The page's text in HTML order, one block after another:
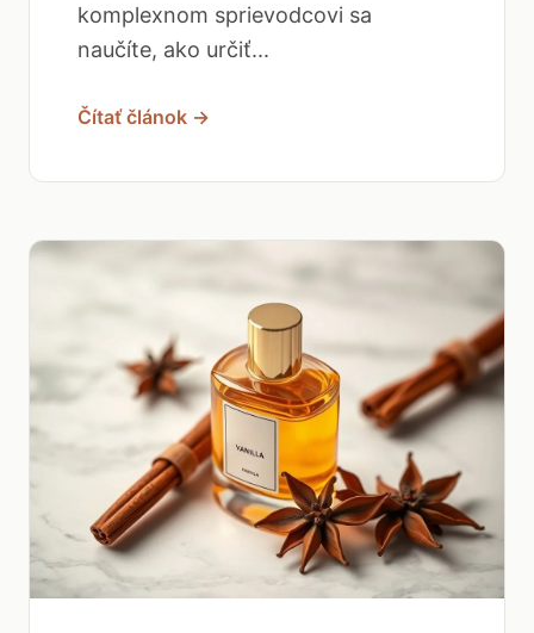
komplexnom sprievodcovi sa
naučíte, ako určiť...
Čítať článok →